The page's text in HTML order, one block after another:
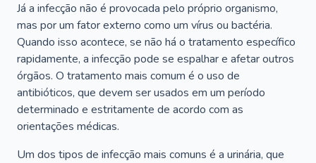
Já a infecção não é provocada pelo próprio organismo,
mas por um fator externo como um vírus ou bactéria.
Quando isso acontece, se não há o tratamento específico
rapidamente, a infecção pode se espalhar e afetar outros
órgãos. O tratamento mais comum é o uso de
antibióticos, que devem ser usados em um período
determinado e estritamente de acordo com as
orientações médicas.
Um dos tipos de infecção mais comuns é a urinária, que